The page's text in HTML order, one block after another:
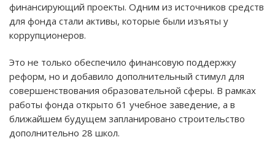
финансирующий проекты. Одним из источников средств
для фонда стали активы, которые были изъяты у
коррупционеров.
Это не только обеспечило финансовую поддержку
реформ, но и добавило дополнительный стимул для
совершенствования образовательной сферы. В рамках
работы фонда открыто 61 учебное заведение, а в
ближайшем будущем запланировано строительство
дополнительно 28 школ.